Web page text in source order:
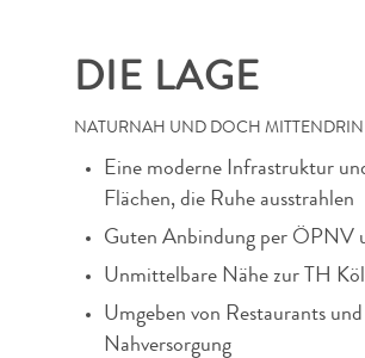
DIE LAGE
NATURNAH UND DOCH MITTENDRIN
Eine moderne Infrastruktur
Flächen, die Ruhe ausstrahlen
Guten Anbindung per ÖPNV
Unmittelbare Nähe zur TH
Umgeben von Restaurants und
Nahversorgung